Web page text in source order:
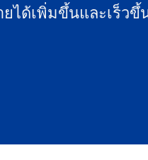
ได้เพิ่มขึ้นและเร็ว